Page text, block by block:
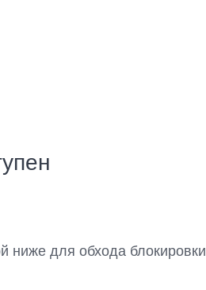
ниже для обхода блокировки